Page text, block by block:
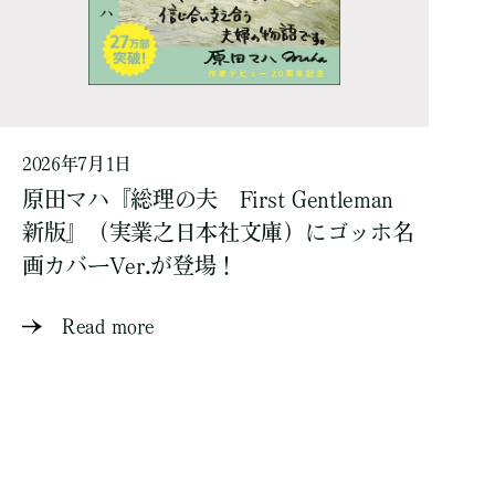
2026年7月1日
原田マハ『総理の夫 First Gentleman
新版』（実業之日本社文庫）にゴッホ名
画カバーVer.が登場！
Read more